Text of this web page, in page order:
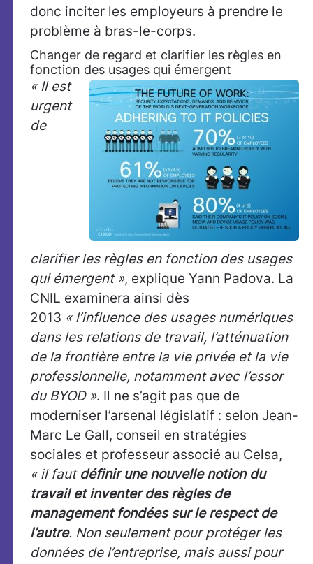
donc inciter les employeurs à prendre le
problème à bras-le-corps.
Changer de regard et clarifier les règles en
fonction des usages qui émergent
« Il est
urgent
de
clarifier les règles en fonction des usages
qui émergent », explique Yann Padova. La
CNIL examinera ainsi dès
2013 « l’influence des usages numériques
dans les relations de travail, l’atténuation
de la frontière entre la vie privée et la vie
professionnelle, notamment avec l’essor
du BYOD ». Il ne s’agit pas que de
moderniser l’arsenal législatif : selon Jean-
Marc Le Gall, conseil en stratégies
sociales et professeur associé au Celsa,
« il faut définir une nouvelle notion du
travail et inventer des règles de
management fondées sur le respect de
l’autre. Non seulement pour protéger les
données de l’entreprise, mais aussi pour